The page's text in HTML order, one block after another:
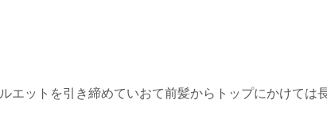
エットを引き締めていおて前髪からトップにかけては